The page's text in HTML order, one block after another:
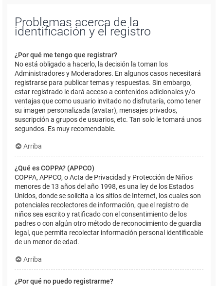
Problemas acerca de la
identificación y el registro
¿Por qué me tengo que registrar?
No está obligado a hacerlo, la decisión la toman los
Administradores y Moderadores. En algunos casos necesitará
registrarse para publicar temas y respuestas. Sin embargo,
estar registrado le dará acceso a contenidos adicionales y/o
ventajas que como usuario invitado no disfrutaría, como tener
su imagen personalizada (avatar), mensajes privados,
suscripción a grupos de usuarios, etc. Tan solo le tomará unos
segundos. Es muy recomendable.
Arriba
¿Qué es COPPA? (APPCO)
COPPA, APPCO, o Acta de Privacidad y Protección de Niños
menores de 13 años del año 1998, es una ley de los Estados
Unidos, donde se solicita a los sitios de Internet, los cuales son
potenciales recolectores de información, que el registro de
niños sea escrito y ratificado con el consentimiento de los
padres o con algún otro método de reconocimiento de guardia
legal, que permita recolectar información personal identificable
de un menor de edad.
Arriba
¿Por qué no puedo registrarme?